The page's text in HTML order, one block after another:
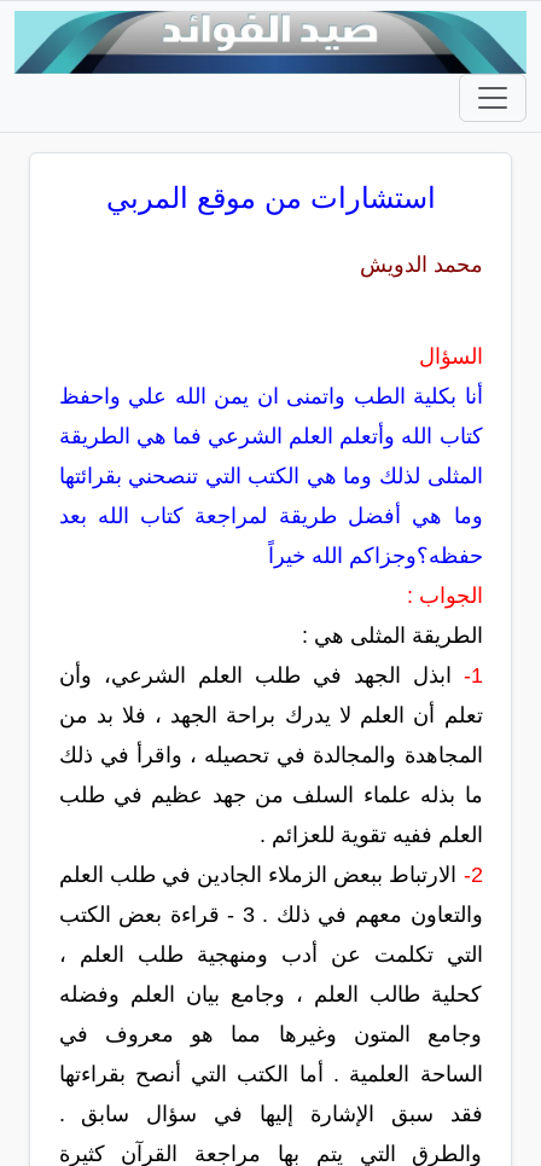
استشارات من موقع المربي
محمد الدويش
السؤال
أنا بكلية الطب واتمنى ان يمن الله علي واحفظ
كتاب الله وأتعلم العلم الشرعي فما هي الطريقة
المثلى لذلك وما هي الكتب التي تنصحني بقرائتها
وما هي أفضل طريقة لمراجعة كتاب الله بعد
حفظه؟وجزاكم الله خيراً
الجواب :
الطريقة المثلى هي :
1-
ابذل الجهد في طلب العلم الشرعي، وأن
تعلم أن العلم لا يدرك براحة الجهد ، فلا بد من
المجاهدة والمجالدة في تحصيله ، واقرأ في ذلك
ما بذله علماء السلف من جهد عظيم في طلب
العلم ففيه تقوية للعزائم .
2-
الارتباط ببعض الزملاء الجادين في طلب العلم
والتعاون معهم في ذلك . 3 - قراءة بعض الكتب
التي تكلمت عن أدب ومنهجية طلب العلم ،
كحلية طالب العلم ، وجامع بيان العلم وفضله
وجامع المتون وغيرها مما هو معروف في
الساحة العلمية . أما الكتب التي أنصح بقراءتها
فقد سبق الإشارة إليها في سؤال سابق .
والطرق التي يتم بها مراجعة القرآن كثيرة